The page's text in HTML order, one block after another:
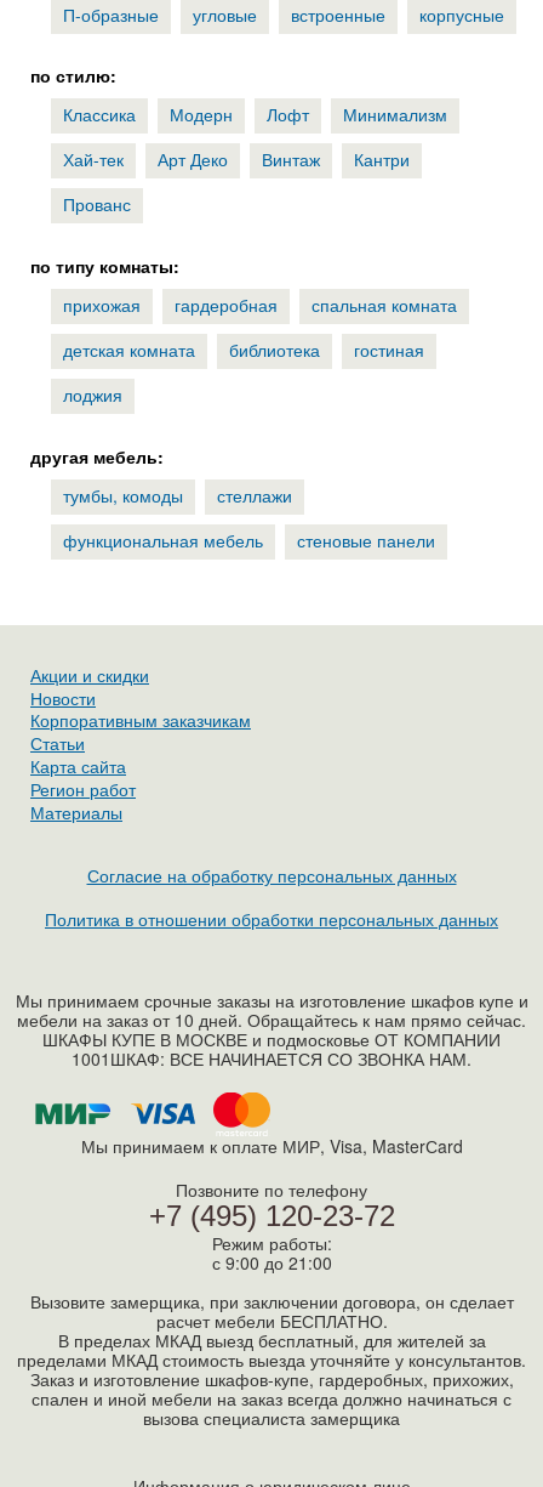
П-образные
угловые встроенные корпусные
по стилю:
Классика
Модерн Лофт
Минимализм
Хай-тек
Арт Деко Винтаж
Кантри
Прованс
по типу комнаты:
прихожая
гардеробная
спальная комната
детская комната
библиотека
гостиная
лоджия
другая мебель:
тумбы, комоды
стеллажи
функциональная мебель
стеновые панели
Акции и скидки
Новости
Корпоративным заказчикам
Статьи
Карта сайта
Регион работ
Материалы
Согласие на обработку персональных данных
Политика в отношении обработки персональных данных
Мы принимаем срочные заказы на изготовление шкафов купе и
мебели на заказ от 10 дней. Обращайтесь к нам прямо сейчас.
ШКАФЫ КУПЕ В МОСКВЕ и подмосковье ОТ КОМПАНИИ
1001ШКАФ: ВСЕ НАЧИНАЕТСЯ СО ЗВОНКА НАМ.
Мы принимаем к оплате МИР, Visa, MasterСard
Позвоните по телефону
+7 (495) 120-23-72
Режим работы:
с 9:00 до 21:00
Вызовите замерщика, при заключении договора, он сделает
расчет мебели БЕСПЛАТНО.
В пределах МКАД выезд бесплатный, для жителей за
пределами МКАД стоимость выезда уточняйте у консультантов.
Заказ и изготовление шкафов-купе, гардеробных, прихожих,
спален и иной мебели на заказ всегда должно начинаться с
вызова специалиста замерщика